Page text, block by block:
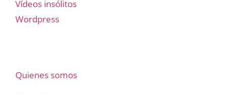
Vídeos insólitos
Wordpress
Quienes somos